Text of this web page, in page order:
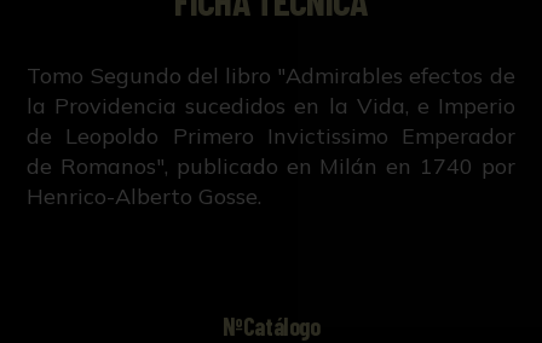
Tomo Segundo del libro "Admirables efectos de
la Providencia sucedidos en la Vida, e Imperio
de Leopoldo Primero Invictissimo Emperador
de Romanos", publicado en Milán en 1740 por
Henrico-Alberto Gosse.
NºCatálogo